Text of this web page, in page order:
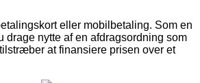
eller mobilbetaling. Som en
drage nytte af en afdragsordning som
at finansiere prisen over et